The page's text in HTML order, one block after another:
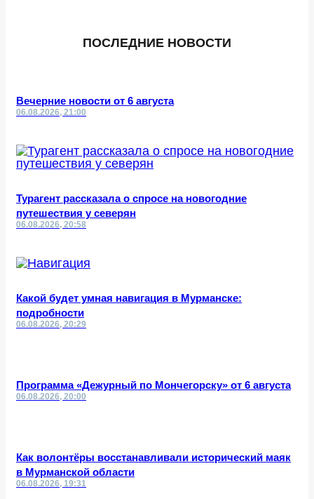
ПОСЛЕДНИЕ НОВОСТИ
Вечерние новости от 6 августа
06.08.2026, 21:00
Турагент рассказала о спросе на новогодние
путешествия у северян
06.08.2026, 20:58
Какой будет умная навигация в Мурманске:
подробности
06.08.2026, 20:29
Программа «Дежурный по Мончегорску» от 6 августа
06.08.2026, 20:00
Как волонтёры восстанавливали исторический маяк
в Мурманской области
06.08.2026, 19:31